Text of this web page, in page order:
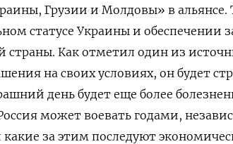
Грузии и Молдовы» в
статусе Украины и обеспечении
страны. Как отметил один из
на своих условиях, он будет
день будет еще более
может воевать годами,
за этим последуют